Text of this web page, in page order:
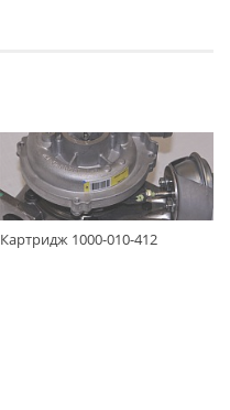
Картридж 1000-010-412